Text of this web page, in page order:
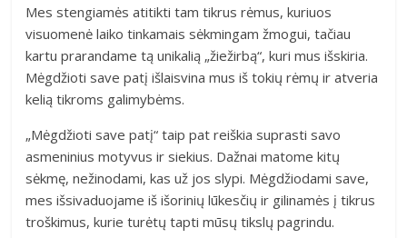
Mes stengiamės atitikti tam tikrus rėmus, kuriuos
visuomenė laiko tinkamais sėkmingam žmogui, tačiau
kartu prarandame tą unikalią „žiežirbą“, kuri mus išskiria.
Mėgdžioti save patį išlaisvina mus iš tokių rėmų ir atveria
kelią tikroms galimybėms.
„Mėgdžioti save patį“ taip pat reiškia suprasti savo
asmeninius motyvus ir siekius. Dažnai matome kitų
sėkmę, nežinodami, kas už jos slypi. Mėgdžiodami save,
mes išsivaduojame iš išorinių lūkesčių ir gilinamės į tikrus
troškimus, kurie turėtų tapti mūsų tikslų pagrindu.